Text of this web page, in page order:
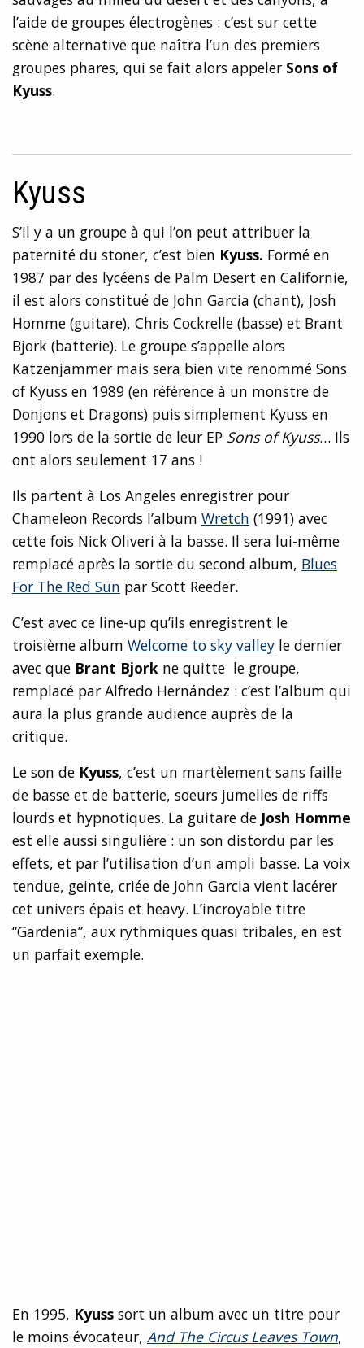
l’aide de groupes électrogènes : c’est sur cette
scène alternative que naîtra l’un des premiers
groupes phares, qui se fait alors appeler Sons of
Kyuss.
Kyuss
S’il y a un groupe à qui l’on peut attribuer la
paternité du stoner, c’est bien Kyuss. Formé en
1987 par des lycéens de Palm Desert en Californie,
il est alors constitué de John Garcia (chant), Josh
Homme (guitare), Chris Cockrelle (basse) et Brant
Bjork (batterie). Le groupe s’appelle alors
Katzenjammer mais sera bien vite renommé Sons
of Kyuss en 1989 (en référence à un monstre de
Donjons et Dragons) puis simplement Kyuss en
1990 lors de la sortie de leur EP Sons of Kyuss… Ils
ont alors seulement 17 ans !
Ils partent à Los Angeles enregistrer pour
Chameleon Records l’album Wretch (1991) avec
cette fois Nick Oliveri à la basse. Il sera lui-même
remplacé après la sortie du second album, Blues
For The Red Sun par Scott Reeder.
C’est avec ce line-up qu’ils enregistrent le
troisième album Welcome to sky valley le dernier
avec que Brant Bjork ne quitte le groupe,
remplacé par Alfredo Hernández : c’est l’album qui
aura la plus grande audience auprès de la
critique.
Le son de Kyuss, c’est un martèlement sans faille
de basse et de batterie, soeurs jumelles de riffs
lourds et hypnotiques. La guitare de Josh Homme
est elle aussi singulière : un son distordu par les
effets, et par l’utilisation d’un ampli basse. La voix
tendue, geinte, criée de John Garcia vient lacérer
cet univers épais et heavy. L’incroyable titre
“Gardenia”, aux rythmiques quasi tribales, en est
un parfait exemple.
En 1995, Kyuss sort un album avec un titre pour
le moins évocateur, And The Circus Leaves Town,